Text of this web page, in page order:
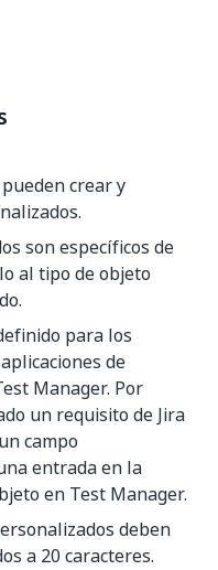
crear y
son específicos de
al tipo de objeto
para los
de
Manager. Por
un requisito de Jira
campo
entrada en la
en Test Manager.
deben
a 20 caracteres.